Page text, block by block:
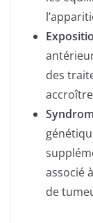
des
associé
de